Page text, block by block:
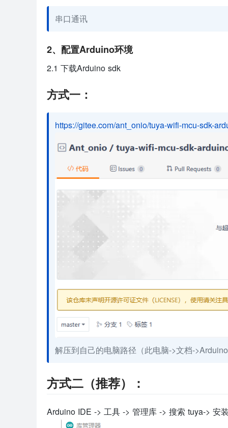
串口通讯
2、配置Arduino环境
2.1 下载Arduino sdk
方式一：
https://gitee.com/ant_onio/tuya-wifi-mcu-sdk-
解压到自己的电脑路径（此电脑->文档-
方式二（推荐）：
Arduino IDE -> 工具 -> 管理库 -> 搜索 tuya-> 安